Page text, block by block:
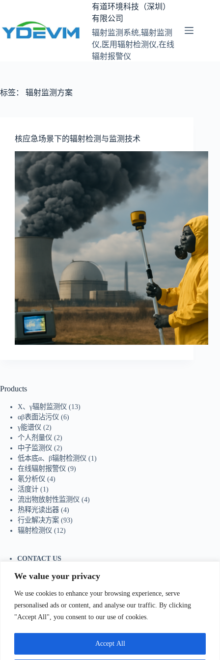
We value your privacy
We use cookies to enhance your browsing experience, serve
personalised ads or content, and analyse our traffic. By clicking
"Accept All", you consent to our use of cookies.
Accept All
内
容
有道环境科技（深圳）
有限公司
辐射监测系统,辐射监测
仪,医用辐射检测仪,在线
辐射报警仪
标签： 辐射监测方案
核应急场景下的辐射检测与监测技术
Products
X、γ辐射监测仪 (13)
αβ表面沾污仪 (6)
γ能谱仪 (2)
个人剂量仪 (2)
中子监测仪 (2)
低本底α、β辐射检测仪 (1)
在线辐射报警仪 (9)
氡分析仪 (4)
活度计 (1)
流出物放射性监测仪 (4)
热释光读出器 (4)
行业解决方案 (93)
辐射检测仪 (12)
CONTACT US
Mobile/Wechat：+86-18129873251
E-mail:sales@ydhjkj.cn
我们Contact Us:电话(Tel)：+86-0755-23736433;手机
（Wechat）;Email:sales@ydhjkj.cn;Whatsapp:+44-